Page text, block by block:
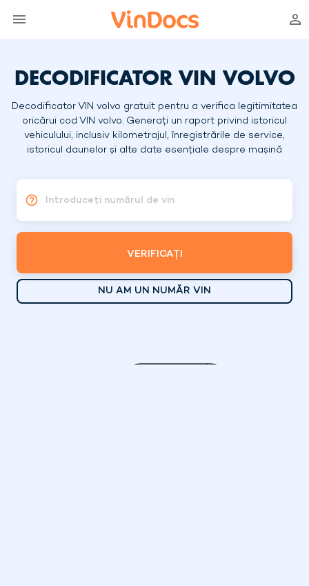
DECODIFICATOR VIN VOLVO
Decodificator VIN volvo gratuit pentru a verifica legitimitatea
oricărui cod VIN volvo. Generați un raport privind istoricul
vehiculului, inclusiv kilometrajul, înregistrările de service,
istoricul daunelor și alte date esențiale despre mașină
Introduceți numărul de vin
VERIFICAȚI
NU AM UN NUMĂR VIN